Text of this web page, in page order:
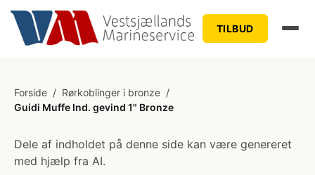
TILBUD
Forside / Rørkoblinger i bronze /
Guidi Muffe Ind. gevind 1" Bronze
Dele af indholdet på denne side kan være genereret
med hjælp fra AI.